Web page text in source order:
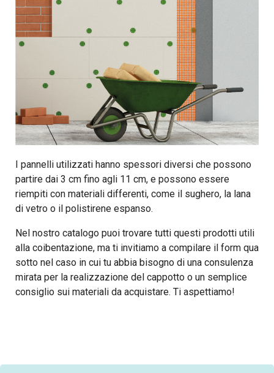
I pannelli utilizzati hanno spessori diversi che possono
partire dai 3 cm fino agli 11 cm, e possono essere
riempiti con materiali differenti, come il sughero, la lana
di vetro o il polistirene espanso.
Nel nostro catalogo puoi trovare tutti questi prodotti utili
alla coibentazione, ma ti invitiamo a compilare il form qua
sotto nel caso in cui tu abbia bisogno di una consulenza
mirata per la realizzazione del cappotto o un semplice
consiglio sui materiali da acquistare. Ti aspettiamo!